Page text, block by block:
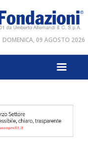
DOMENICA, 09 AGOSTO 2026